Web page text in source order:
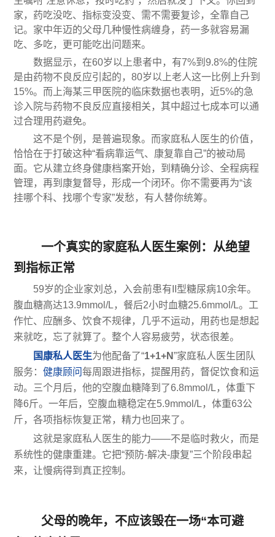
家，药吃没吃、指标变没变、需不需要复诊，全靠自己
记。家中年迈的父母几种慢性病缠身，药一多就容易漏
吃、多吃，更可能吃出问题来。
数据显示，在60岁以上患者中，有7%到9.8%的住院
是由药物不良反应引起的，80岁以上老人这一比例上升到
15%。而上海某三甲医院的临床数据也表明，近5%的急
诊入院与药物不良反应直接相关，其中超过七成本可以通
过合理用药避免。
这不是个例，是普遍现象。而家庭私人医生的价值，
恰恰在于打破这种“看病靠运气、康复靠自己”的被动局
面。它从建立终身健康档案开始，到精确分诊、全程病程
管理，再到康复督导，形成一个闭环。你不需要再为“该
挂哪个科、找哪个专家”发愁，有人替你统筹。
一个真实的家庭私人医生案例：从绝望
到指标正常
59岁的企业家刘总，入会前患有II型糖尿病10余年。
腹血糖高达13.9mmol/L，餐后2小时血糖25.6mmol/L。工
作忙、应酬多、饮食不规律，几乎不运动，用药也是想起
来就吃，忘了就算了。整个人容易疲劳，状态很差。
国康私人医生为他配备了“1+1+N”家庭私人医生团队
服务：健康顾问每周跟进指标，提醒用药，督促饮食和运
动。三个月后，他的空腹血糖降到了6.8mmol/L，体重下
降6斤。一年后，空腹血糖稳定在5.9mmol/L，体重63公
斤，各项指标恢复正常，精力也回来了。
这就是家庭私人医生的能力——不是临时救火，而是
系统性的健康重建。它把“预防-解决-康复”三个阶段串起
来，让慢病得到真正控制。
父母的晚年，不应该毁在一场“本可避